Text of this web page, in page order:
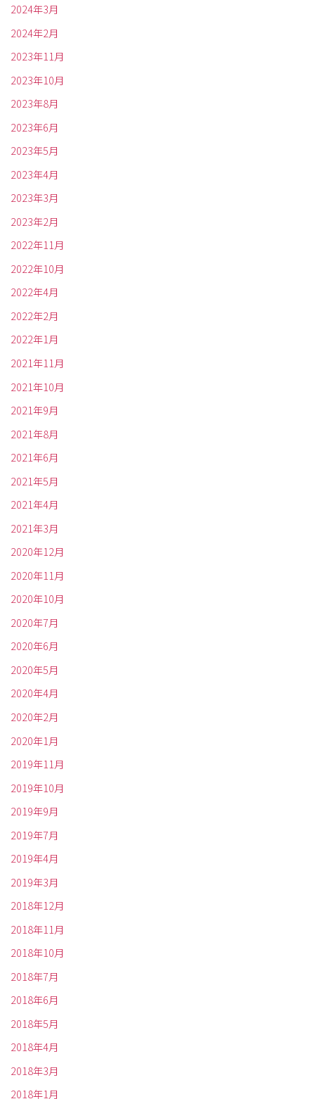
2024年3月
2024年2月
2023年11月
2023年10月
2023年8月
2023年6月
2023年5月
2023年4月
2023年3月
2023年2月
2022年11月
2022年10月
2022年4月
2022年2月
2022年1月
2021年11月
2021年10月
2021年9月
2021年8月
2021年6月
2021年5月
2021年4月
2021年3月
2020年12月
2020年11月
2020年10月
2020年7月
2020年6月
2020年5月
2020年4月
2020年2月
2020年1月
2019年11月
2019年10月
2019年9月
2019年7月
2019年4月
2019年3月
2018年12月
2018年11月
2018年10月
2018年7月
2018年6月
2018年5月
2018年4月
2018年3月
2018年1月